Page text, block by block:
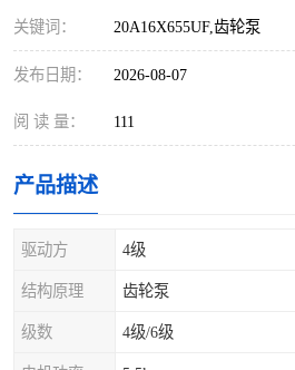
关键词： 20A16X655UF,齿轮泵
发布日期： 2026-08-07
阅 读 量： 111
产品描述
驱动方 4级
结构原理 齿轮泵
级数 4级/6级